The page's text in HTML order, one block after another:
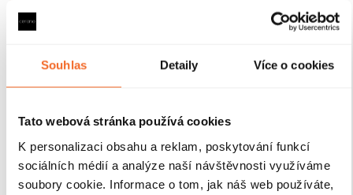
Souhlas Detaily Více o cookies
Tato webová stránka používá cookies
K personalizaci obsahu a reklam, poskytování funkcí
sociálních médií a analýze naší návštěvnosti využíváme
soubory cookie. Informace o tom, jak náš web používáte,
drobných nerovností stěn
je instalace rychlá, přesná a
bez nutnosti dalších stavebních zásahů.
Antikorozní
každodenním používání v náročném koupelnovém
prostředí..